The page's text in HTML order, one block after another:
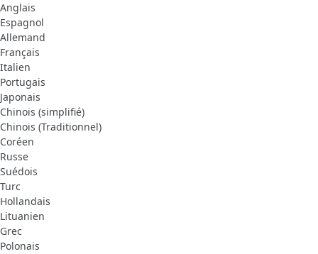
Anglais
Espagnol
Allemand
Français
Italien
Portugais
Japonais
Chinois (simplifié)
Chinois (Traditionnel)
Coréen
Russe
Suédois
Turc
Hollandais
Lituanien
Grec
Polonais